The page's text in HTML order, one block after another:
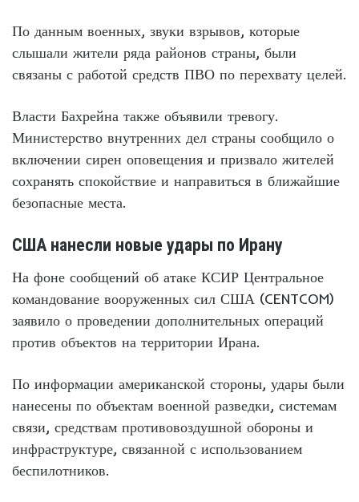
По данным военных, звуки взрывов, которые
слышали жители ряда районов страны, были
связаны с работой средств ПВО по перехвату целей.
Власти Бахрейна также объявили тревогу.
Министерство внутренних дел страны сообщило о
включении сирен оповещения и призвало жителей
сохранять спокойствие и направиться в ближайшие
безопасные места.
США нанесли новые удары по Ирану
На фоне сообщений об атаке КСИР Центральное
командование вооруженных сил США (CENTCOM)
заявило о проведении дополнительных операций
против объектов на территории Ирана.
По информации американской стороны, удары были
нанесены по объектам военной разведки, системам
связи, средствам противовоздушной обороны и
инфраструктуре, связанной с использованием
беспилотников.